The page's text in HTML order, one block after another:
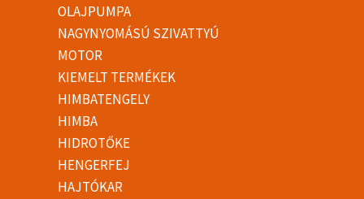
OLAJPUMPA
NAGYNYOMÁSÚ SZIVATTYÚ
MOTOR
KIEMELT TERMÉKEK
HIMBATENGELY
HIMBA
HIDROTŐKE
HENGERFEJ
HAJTÓKAR